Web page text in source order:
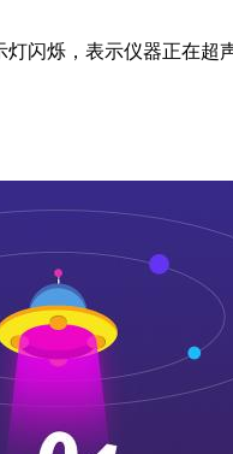
闪烁，表示仪器正在超